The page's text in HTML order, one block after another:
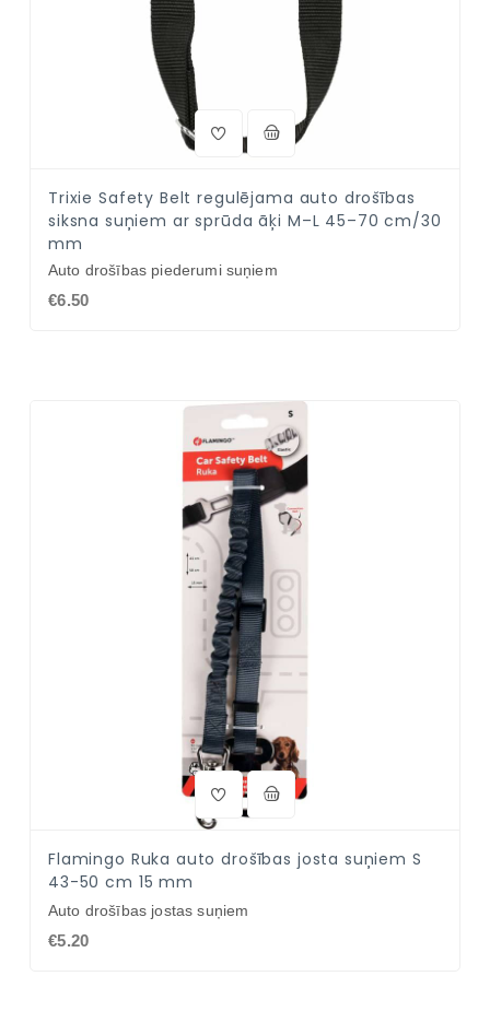
Trixie Safety Belt regulējama auto drošības
siksna suņiem ar sprūda āķi M–L 45–70 cm/30
mm
Auto drošības piederumi suņiem
€6.50
Flamingo Ruka auto drošības josta suņiem S
43-50 cm 15 mm
Auto drošības jostas suņiem
€5.20